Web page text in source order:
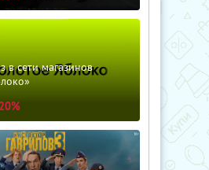
в сети магазинов